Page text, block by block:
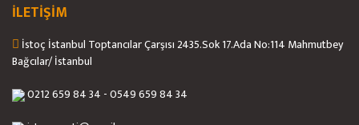
İLETİŞİM
İstoç İstanbul Toptancılar Çarşısı 2435.Sok 17.Ada No:114 Mahmutbey
Bağcılar/ İstanbul
0212 659 84 34 - 0549 659 84 34